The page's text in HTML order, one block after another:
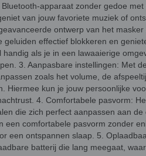
apparaat zonder gedoe
van jouw favoriete muziek of
ontwerp van het
geluiden effectief blokkeren en
als je in een lawaaierige
3. Aanpasbare instellingen: Met
zoals het volume, de
Hiermee kun je jouw persoonlijke
4. Comfortabele pasvorm:
die zich perfect aanpassen aan de
een comfortabele pasvorm zonder
een ontspannen slaap. 5.
batterij die lang meegaat,